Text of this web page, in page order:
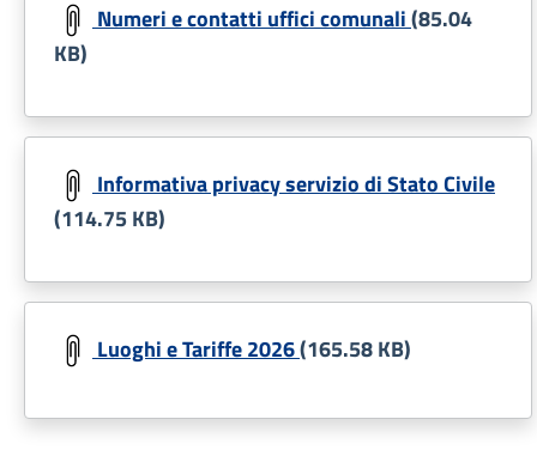
Numeri e contatti uffici comunali(85.04
KB)
Document
Informativa privacy servizio di Stato Civile
(114.75 KB)
Document
Luoghi e Tariffe 2026(165.58 KB)